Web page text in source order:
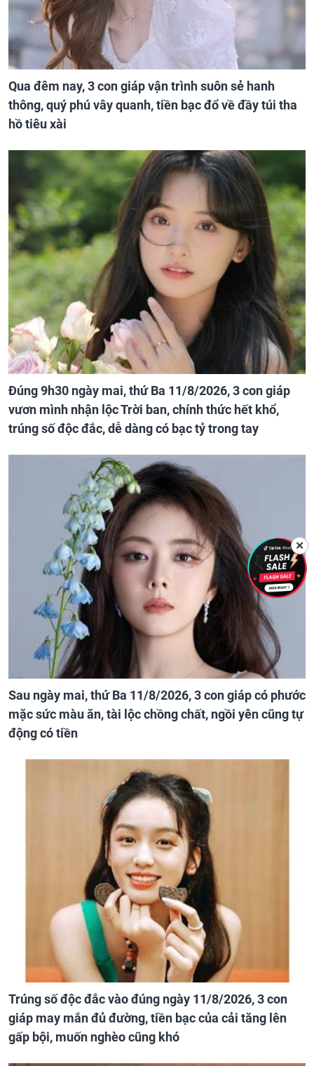
Qua đêm nay, 3 con giáp vận trình suôn sẻ hanh
thông, quý phú vây quanh, tiền bạc đổ về đầy túi tha
hồ tiêu xài
Đúng 9h30 ngày mai, thứ Ba 11/8/2026, 3 con giáp
vươn mình nhận lộc Trời ban, chính thức hết khổ,
trúng số độc đắc, dễ dàng có bạc tỷ trong tay
Sau ngày mai, thứ Ba 11/8/2026, 3 con giáp có phước
mặc sức màu ăn, tài lộc chồng chất, ngồi yên cũng tự
động có tiền
Trúng số độc đắc vào đúng ngày 11/8/2026, 3 con
giáp may mắn đủ đường, tiền bạc của cải tăng lên
gấp bội, muốn nghèo cũng khó
✕